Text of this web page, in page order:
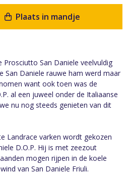
San Daniele veelvuldig
San Daniele rauwe ham werd maar
want ook toen was de
al een juweel onder de Italiaanse
nu nog steeds genieten van dit
Landrace varken wordt gekozen
D.O.P. Hij is met zeezout
mogen rijpen in de koele
van San Daniele Friuli.
Plaats in mandje